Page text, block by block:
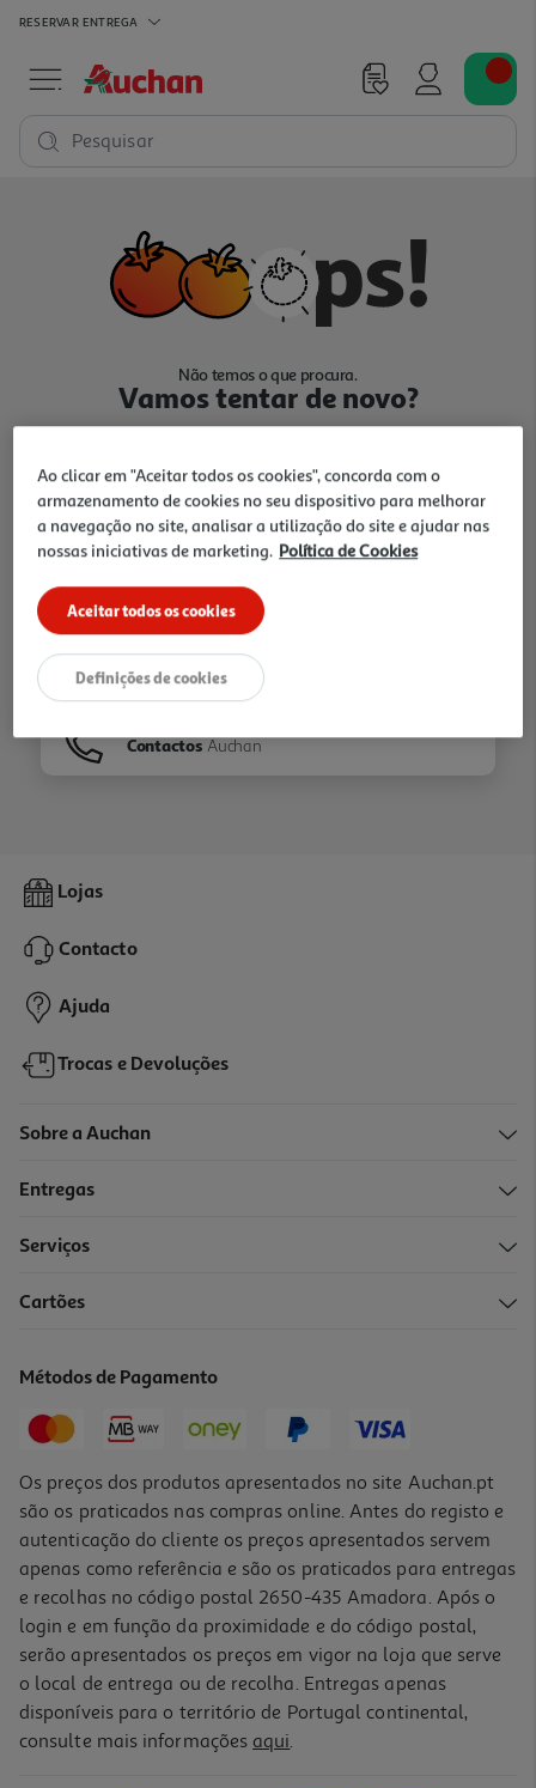
RESERVAR ENTREGA
Pesquisar
Não temos o que procura.
Vamos tentar de novo?
Ir para Homepage
Folhetos
Contactos Auchan
Lojas
Contacto
Ajuda
Trocas e Devoluções
Sobre a Auchan
Entregas
Serviços
Cartões
Métodos de Pagamento
Os preços dos produtos apresentados no site Auchan.pt
são os praticados nas compras online. Antes do registo e
autenticação do cliente os preços apresentados servem
apenas como referência e são os praticados para entregas
e recolhas no código postal 2650-435 Amadora. Após o
login e em função da proximidade e do código postal,
serão apresentados os preços em vigor na loja que serve
o local de entrega ou de recolha. Entregas apenas
disponíveis para o território de Portugal continental,
consulte mais informações aqui.
Ao clicar em "Aceitar todos os cookies", concorda com o
armazenamento de cookies no seu dispositivo para melhorar
a navegação no site, analisar a utilização do site e ajudar nas
nossas iniciativas de marketing. Política de Cookies
Aceitar todos os cookies
Definições de cookies